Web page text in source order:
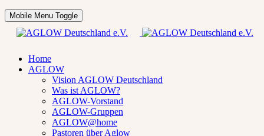
Mobile Menu Toggle
Home
AGLOW
Vision AGLOW Deutschland
Was ist AGLOW?
AGLOW-Vorstand
AGLOW-Gruppen
AGLOW@home
Pastoren über Aglow